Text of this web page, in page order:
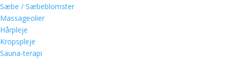
Sæbe / Sæbeblomster
Massageolier
Hårpleje
Kropspleje
Sauna-terapi